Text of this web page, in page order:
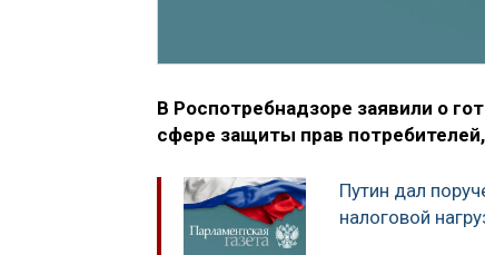
В Роспотребнадзоре заявили о
сфере защиты прав
Путин дал
налоговой